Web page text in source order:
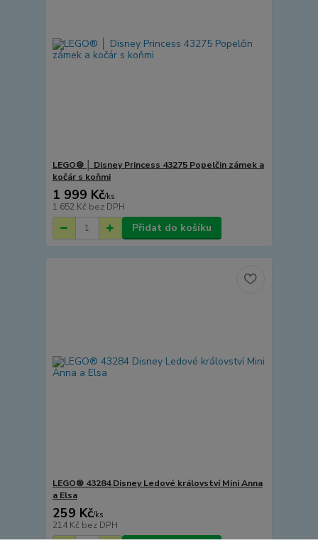
LEGO® │ Disney Princess 43275 Popelčin zámek a
kočár s koňmi
1 999 Kč/ks
1 652 Kč bez DPH
Přidat do košíku
LEGO® 43284 Disney Ledové království Mini Anna
a Elsa
259 Kč/ks
214 Kč bez DPH